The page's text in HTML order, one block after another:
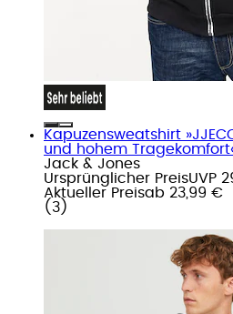
Kapuzensweatshirt
und hohem
Jack & Jones
Ursprünglicher PreisUVP
Aktueller Preisab 23,99 €
( 3 )